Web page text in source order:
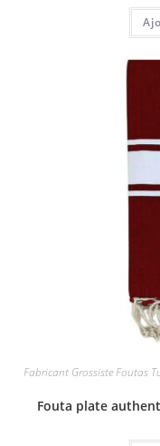
Fabricant Grossiste Foutas
Fouta plate